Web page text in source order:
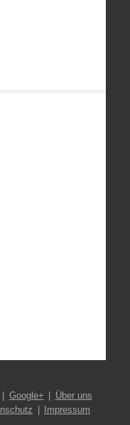
Google+
Über uns
Impressum